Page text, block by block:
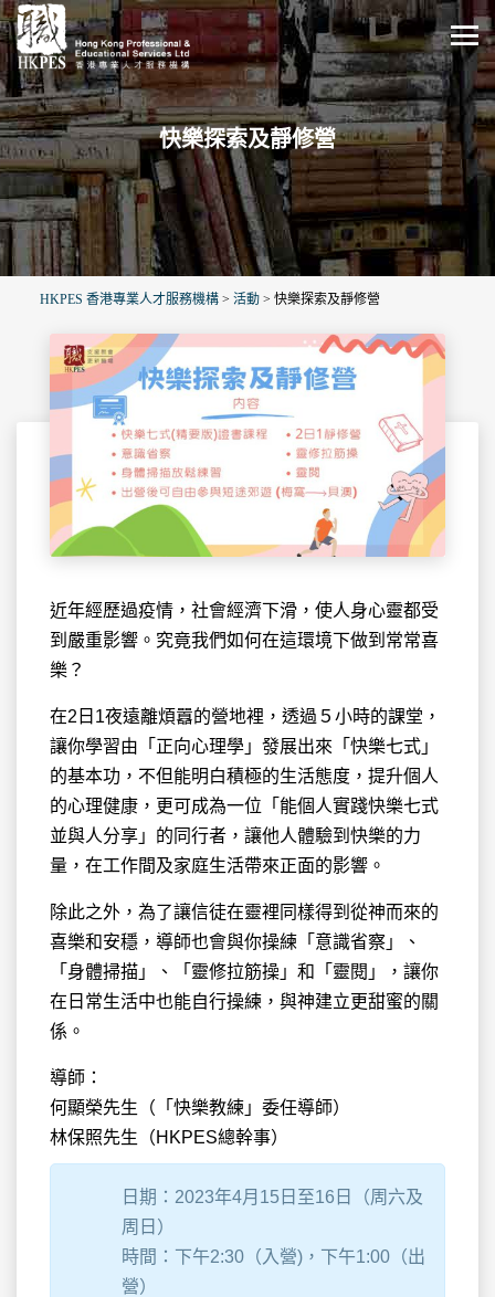
快樂探索及靜修營
HKPES 香港專業人才服務機構 > 活動 > 快樂探索及靜修營
近年經歷過疫情，社會經濟下滑，使人身心靈都受
到嚴重影響。究竟我們如何在這環境下做到常常喜
樂？
在2日1夜遠離煩囂的營地裡，透過５小時的課堂，
讓你學習由「正向心理學」發展出來「快樂七式」
的基本功，不但能明白積極的生活態度，提升個人
的心理健康，更可成為一位「能個人實踐快樂七式
並與人分享」的同行者，讓他人體驗到快樂的力
量，在工作間及家庭生活帶來正面的影響。
除此之外，為了讓信徒在靈裡同樣得到從神而來的
喜樂和安穩，導師也會與你操練「意識省察」、
「身體掃描」、「靈修拉筋操」和「靈閱」，讓你
在日常生活中也能自行操練，與神建立更甜蜜的關
係。
導師：
何顯榮先生（「快樂教練」委任導師）
林保照先生（HKPES總幹事）
日期：2023年4月15日至16日（周六及
周日）
時間：下午2:30（入營)，下午1:00（出
營）